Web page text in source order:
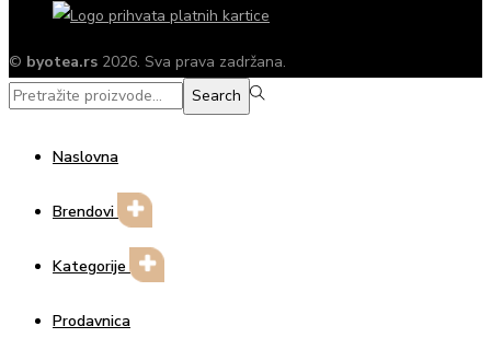
© byotea.rs 2026. Sva prava zadržana.
Search
Search
Naslovna
Brendovi
Kategorije
Prodavnica